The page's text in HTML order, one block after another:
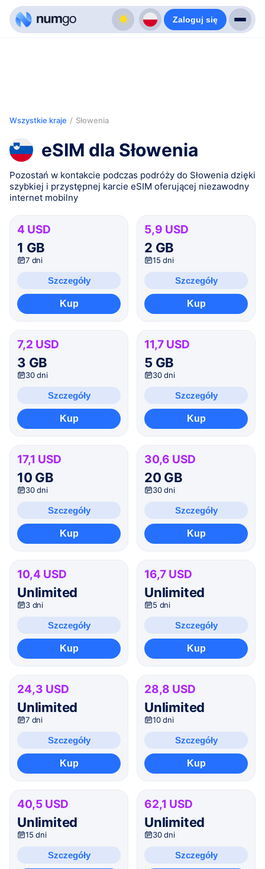
Zaloguj się
Wszystkie kraje / Słowenia
eSIM dla Słowenia
Pozostań w kontakcie podczas podróży do Słowenia dzięki
szybkiej i przystępnej karcie eSIM oferującej niezawodny
internet mobilny
4 USD
1 GB
7 dni
Szczegóły
Kup
5,9 USD
2 GB
15 dni
Szczegóły
Kup
7,2 USD
3 GB
30 dni
Szczegóły
Kup
11,7 USD
5 GB
30 dni
Szczegóły
Kup
17,1 USD
10 GB
30 dni
Szczegóły
Kup
30,6 USD
20 GB
30 dni
Szczegóły
Kup
10,4 USD
Unlimited
3 dni
Szczegóły
Kup
16,7 USD
Unlimited
5 dni
Szczegóły
Kup
24,3 USD
Unlimited
7 dni
Szczegóły
Kup
28,8 USD
Unlimited
10 dni
Szczegóły
Kup
40,5 USD
Unlimited
15 dni
Szczegóły
62,1 USD
Unlimited
30 dni
Szczegóły